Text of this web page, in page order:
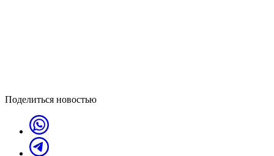
Поделиться новостью